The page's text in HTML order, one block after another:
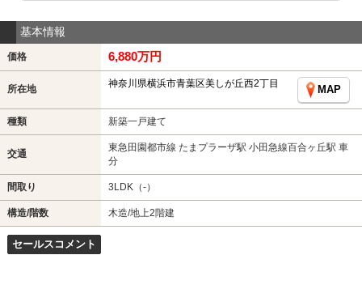
基本情報
価格 6,880万円
所在地 神奈川県横浜市青葉区美しが丘西2丁目
MAP
種類 新築一戸建て
交通
東急田園都市線 たまプラーザ駅 小田急線百合ヶ丘駅 車
分
間取り 3LDK（-）
構造/階数 木造/地上2階建
セールスコメント